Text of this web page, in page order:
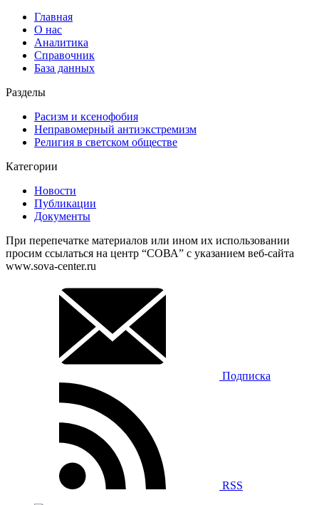
Главная
О нас
Аналитика
Справочник
База данных
Разделы
Расизм и ксенофобия
Неправомерный антиэкстремизм
Религия в светском обществе
Категории
Новости
Публикации
Документы
При перепечатке материалов или ином их использовании
просим ссылаться на центр “СОВА” с указанием веб-сайта
www.sova-center.ru
Подписка
RSS